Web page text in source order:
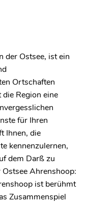
der Ostsee, ist ein
Ortschaften
Region eine
für Ihren
Ihnen, die
kennenzulernen,
dem Darß zu
Ahrenshoop:
ist berühmt
Zusammenspiel